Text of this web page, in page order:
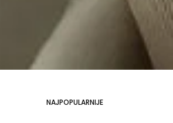
NAJPOPULARNIJE